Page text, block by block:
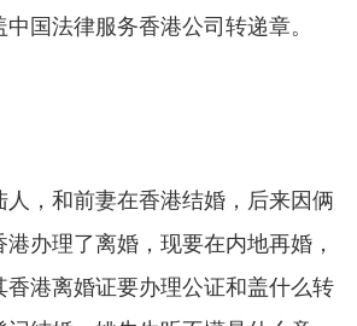
国法律服务香港公司转递章。
，和前妻在香港结婚，后来因俩
办理了离婚，现要在内地再婚，
港离婚证要办理公证和盖什么转